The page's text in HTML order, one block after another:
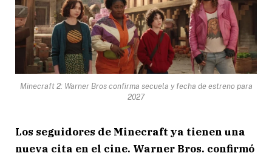
Minecraft 2: Warner Bros confirma secuela y fecha de estreno para
2027
Los seguidores de Minecraft ya tienen una
nueva cita en el cine. Warner Bros. confirmó